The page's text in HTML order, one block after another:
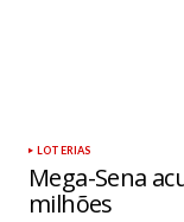
LOTERIAS
Mega-Sena
milhões